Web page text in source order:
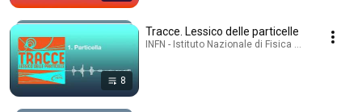
8
Tracce. Lessico delle particelle
INFN - Istituto Nazionale di Fisica Nucleare ·